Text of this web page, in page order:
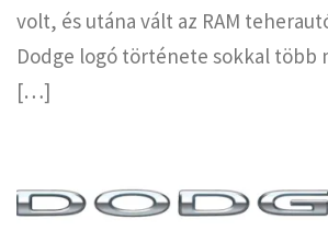
volt, és utána vált az RAM
Dodge logó története sokkal több
[…]